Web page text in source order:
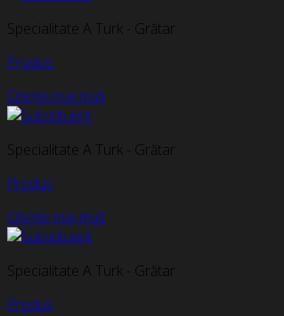
Specialitate A Turk - Grătar
Produs
Citește mai mult
Specialitate A Turk - Grătar
Produs
Citește mai mult
Specialitate A Turk - Grătar
Produs